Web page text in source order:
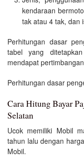
kendaraan
tak atau 4 tak, dan
Perhitungan dasar
tabel yang
mendapat
Perhitungan dasar
Cara Hitung Bayar
Selatan
Ucok memiliki Mobil
tahun lalu dengan
Mobil.